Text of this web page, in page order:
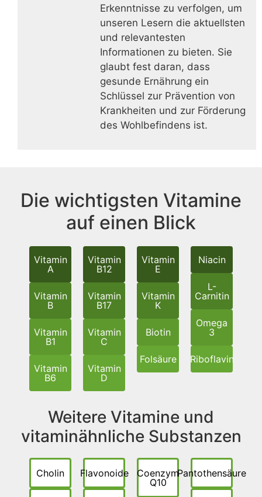
Erkenntnisse zu verfolgen, um
unseren Lesern die aktuellsten
und relevantesten
Informationen zu bieten. Sie
glaubt fest daran, dass
gesunde Ernährung ein
Schlüssel zur Prävention von
Krankheiten und zur Förderung
des Wohlbefindens ist.
Die wichtigsten Vitamine
auf einen Blick
Vitamin
A
Vitamin
B
Vitamin
B1
Vitamin
B6
Vitamin
B12
Vitamin
B17
Vitamin
C
Vitamin
D
Vitamin
E
Vitamin
K
Biotin
Folsäure
Niacin
L-
Carnitin
Omega
3
Riboflavin
Weitere Vitamine und
vitaminähnliche Substanzen
Cholin Flavonoide
Coenzym
Q10
Pantothensäure